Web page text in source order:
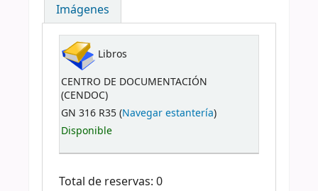
Imágenes
Libros
CENTRO DE DOCUMENTACIÓN
(CENDOC)
GN 316 R35 (Navegar estantería)
Disponible
Total de reservas: 0